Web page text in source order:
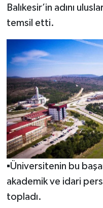
Balıkesir’in adını
temsil etti.
▪️Üniversitenin bu
akademik ve idari
topladı.